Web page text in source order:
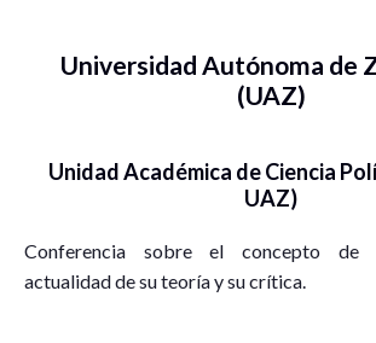
Universidad Autónoma de
(UAZ)
Unidad Académica de Ciencia
UAZ)
Conferencia sobre el concepto de
actualidad de su teoría y su crítica.